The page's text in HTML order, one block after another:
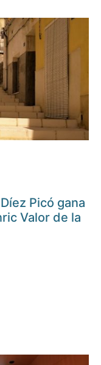
Picó gana
Valor de la